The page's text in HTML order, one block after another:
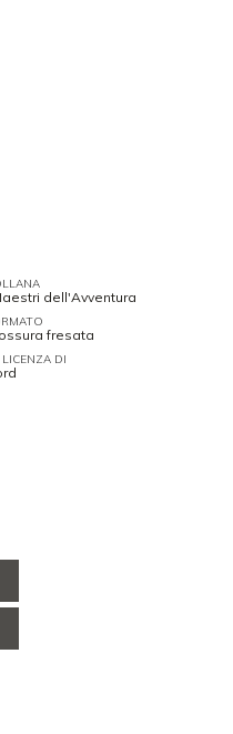
dell'Avventura
fresata
LICENZA DI